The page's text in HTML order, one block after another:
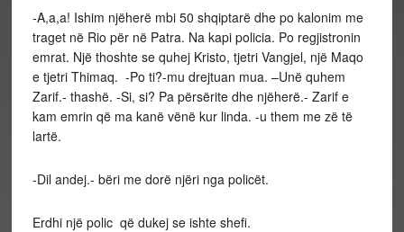
-A,a,a! Ishim njëherë mbi 50 shqiptarë dhe po kalonim me
traget në Rio për në Patra. Na kapi policia. Po regjistronin
emrat. Një thoshte se quhej Kristo, tjetri Vangjel, një Maqo
e tjetri Thimaq. -Po ti?-mu drejtuan mua. –Unë quhem
Zarif.- thashë. -Si, si? Pa përsërite dhe njëherë.- Zarif e
kam emrin që ma kanë vënë kur linda. -u them me zë të
lartë.
-Dil andej.- bëri me dorë njëri nga policët.
Erdhi një polic që dukej se ishte shefi.